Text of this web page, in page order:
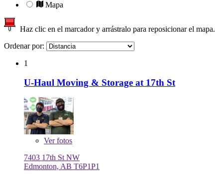
Mapa
Haz clic en el marcador y arrástralo para reposicionar el mapa.
Ordenar por:
1
U-Haul Moving & Storage at 17th St
Verfotos
7403 17th St NW
Edmonton, AB T6P1P1